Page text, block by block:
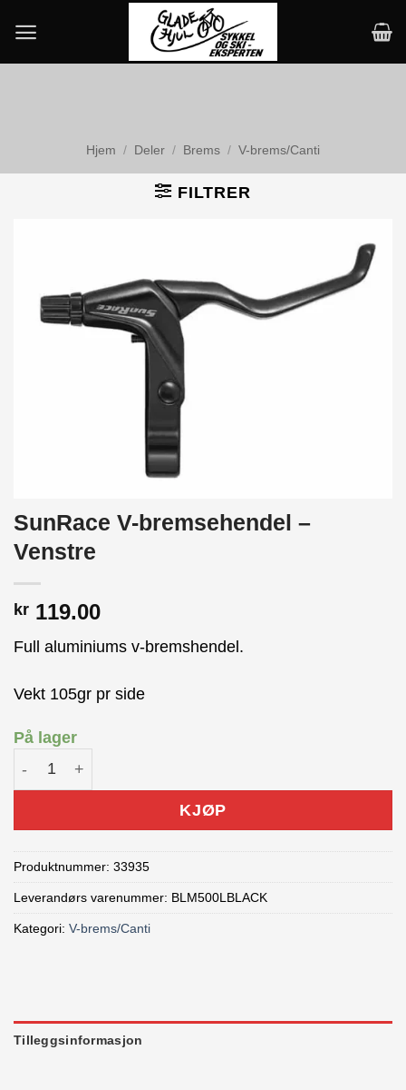
content
Hjem / Deler / Brems / V-brems/Canti
FILTRER
SunRace V-bremsehendel –
Venstre
kr 119.00
Full aluminiums v-bremshendel.
Vekt 105gr pr side
På lager
SunRace V-bremsehendel - Venstre antall
KJØP
Produktnummer: 33935
Leverandørs varenummer: BLM500LBLACK
Kategori: V-brems/Canti
Tilleggsinformasjon